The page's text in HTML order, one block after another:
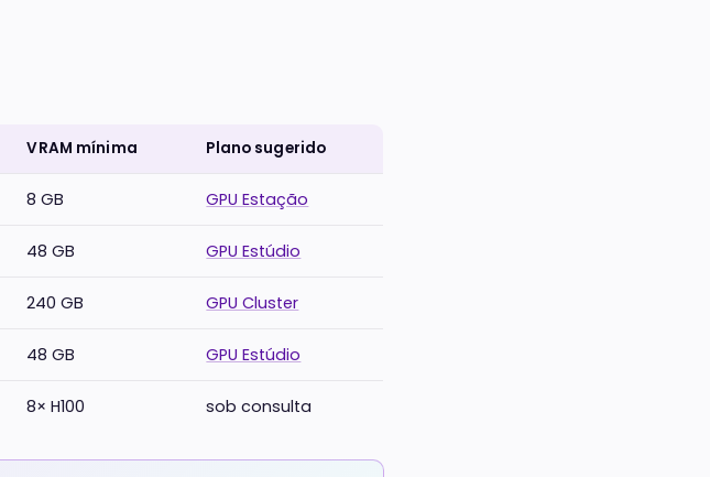
VRAM mínima Plano sugerido
8 GB GPU Estação
48 GB GPU Estúdio
240 GB GPU Cluster
48 GB GPU Estúdio
8× H100 sob consulta